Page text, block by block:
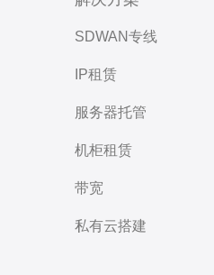
SDWAN专线
IP租赁
服务器托管
机柜租赁
带宽
私有云搭建